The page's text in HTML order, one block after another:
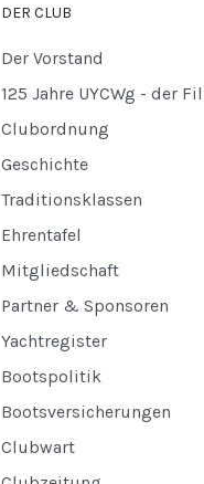
DER CLUB
Der Vorstand
125 Jahre UYCWg - der
Clubordnung
Geschichte
Traditionsklassen
Ehrentafel
Mitgliedschaft
Partner & Sponsoren
Yachtregister
Bootspolitik
Bootsversicherungen
Clubwart